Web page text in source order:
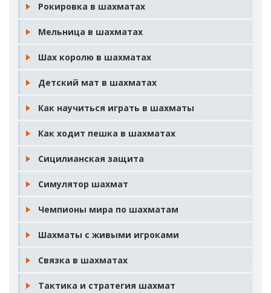
Рокировка в шахматах
Мельница в шахматах
Шах королю в шахматах
Детский мат в шахматах
Как научиться играть в шахматы
Как ходит пешка в шахматах
Сицилианская защита
Симулятор шахмат
Чемпионы мира по шахматам
Шахматы с живыми игроками
Связка в шахматах
Тактика и стратегия шахмат